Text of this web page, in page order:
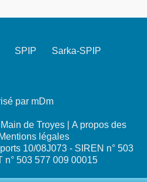
SPIP
Sarka-SPIP
par mDm
de Troyes | A propos des
Mentions légales
10/08J073 - SIREN n° 503
n° 503 577 009 00015